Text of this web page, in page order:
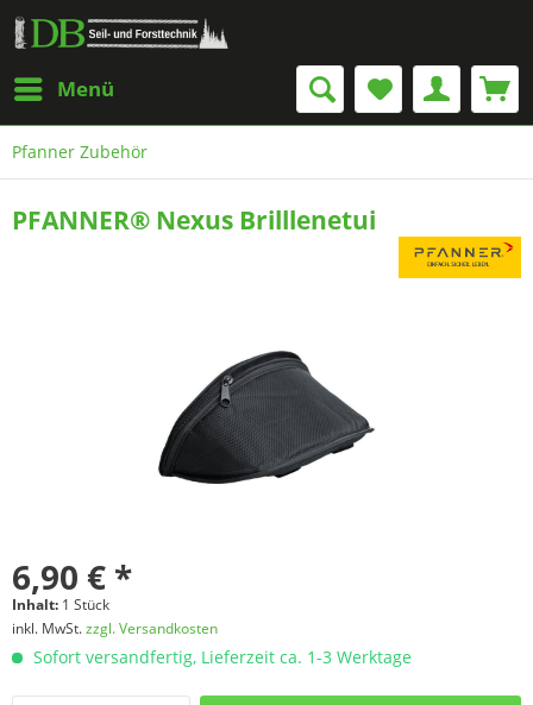
Menü
Pfanner Zubehör
PFANNER® Nexus Brilllenetui
6,90 € *
Inhalt: 1 Stück
inkl. MwSt.zzgl. Versandkosten
Sofort versandfertig, Lieferzeit ca. 1-3 Werktage